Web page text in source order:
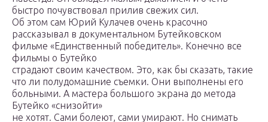
быстро почувствовал прилив свежих сил.
Об этом сам Юрий Кулачев очень красочно
рассказывал в документальном Бутейковском
фильме «Единственный победитель». Конечно все
фильмы о Бутейко
страдают своим качеством. Это, как бы сказать, такие
что ли полудомашние съемки. Они выполнены его
больными. А мастера большого экрана до метода
Бутейко «снизойти»
не хотят. Сами болеют, сами умирают. Но снимать